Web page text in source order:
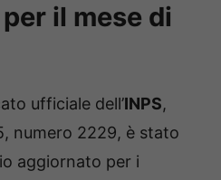
il mese di
ufficiale dell’INPS,
numero 2229, è stato
aggiornato per i